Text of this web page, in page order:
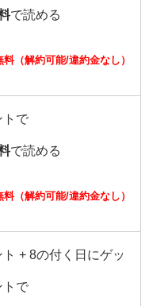
で読める
料（解約可能/違約金なし）
トで
で読める
料（解約可能/違約金なし）
+ 8の付く日にゲッ
トで